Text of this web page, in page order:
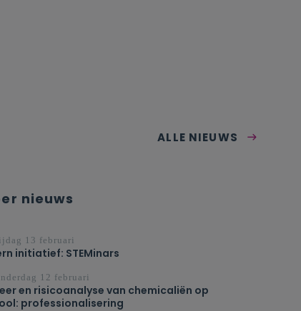
ALLE NIEUWS
nieuws
13 februari
initiatief: STEMinars
12 februari
en risicoanalyse van chemicaliën op
professionalisering